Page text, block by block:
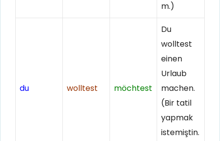
m.)
du wolltest möchtest
Du
wolltest
einen
Urlaub
machen.
(Bir tatil
yapmak
istemiştin.